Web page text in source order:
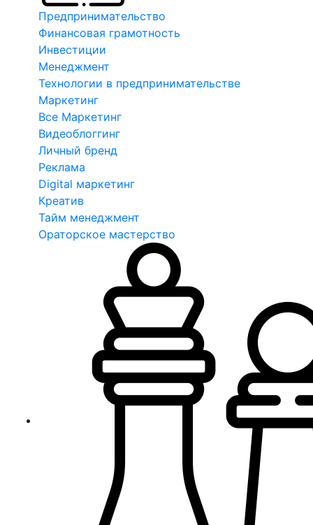
Предпринимательство
Финансовая грамотность
Инвестиции
Менеджмент
Технологии в предпринимательстве
Маркетинг
Все Маркетинг
Видеоблоггинг
Личный бренд
Реклама
Digital маркетинг
Креатив
Тайм менеджмент
Ораторское мастерство